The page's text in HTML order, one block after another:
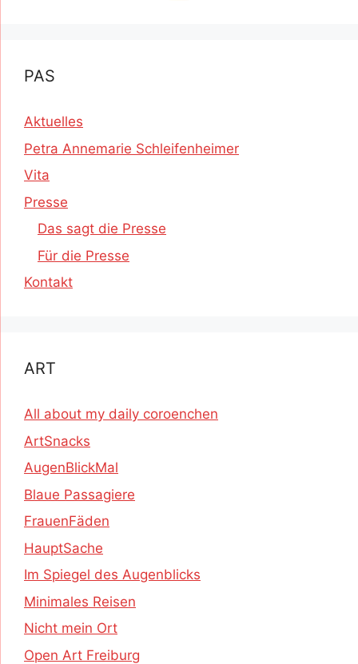
PAS
Aktuelles
Petra Annemarie Schleifenheimer
Vita
Presse
Das sagt die Presse
Für die Presse
Kontakt
ART
All about my daily coroenchen
ArtSnacks
AugenBlickMal
Blaue Passagiere
FrauenFäden
HauptSache
Im Spiegel des Augenblicks
Minimales Reisen
Nicht mein Ort
Open Art Freiburg